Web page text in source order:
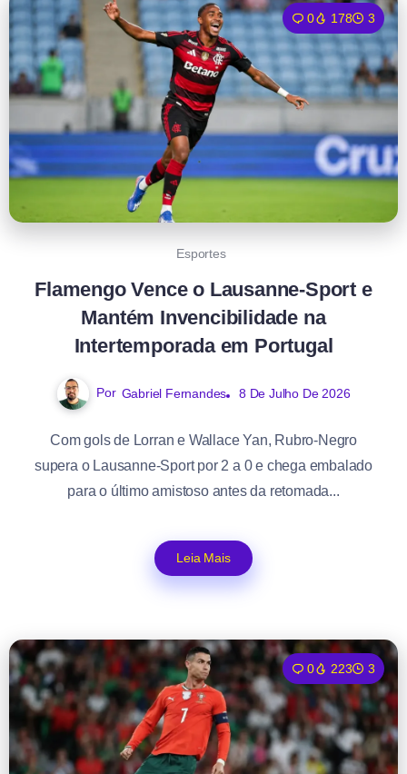
0 178 3
Esportes
Flamengo Vence o Lausanne-Sport e
Mantém Invencibilidade na
Intertemporada em Portugal
Por Gabriel Fernandes 8 De Julho De 2026
Com gols de Lorran e Wallace Yan, Rubro-Negro
supera o Lausanne-Sport por 2 a 0 e chega embalado
para o último amistoso antes da retomada...
Leia Mais
0 223 3